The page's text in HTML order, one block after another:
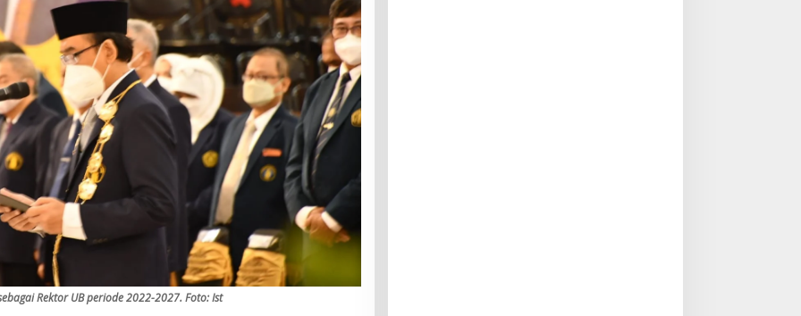
Rektor UB periode 2022-2027. Foto: Ist